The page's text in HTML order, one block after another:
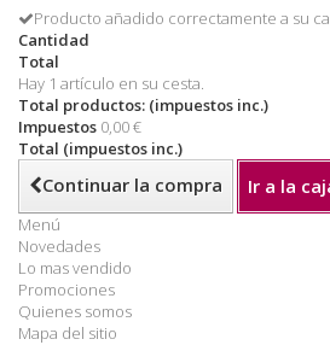
Producto añadido correctamente a su
Cantidad
Total
Hay 1 artículo en su cesta.
Total productos: (impuestos inc.)
Impuestos 0,00 €
Total (impuestos inc.)
Continuar la compra Ir a la
Menú
Novedades
Lo mas vendido
Promociones
Quienes somos
Mapa del sitio